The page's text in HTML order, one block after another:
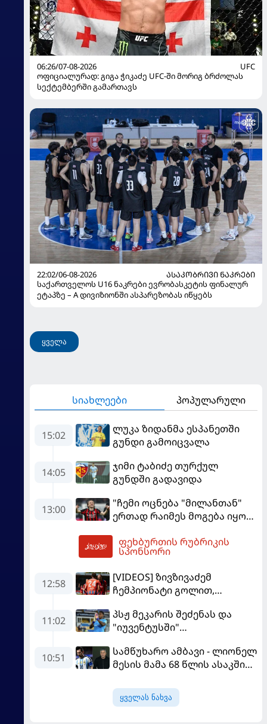
06:26/07-08-2026
UFC
ოფიციალურად: გიგა ჭიკაძე UFC-ში მორიგ ბრძოლას
სექტემბერში გამართავს
22:02/06-08-2026
ᲐᲡᲐᲙᲝᲑᲠᲘᲕᲘ ᲜᲐᲙᲠᲔᲑᲘ
საქართველოს U16 ნაკრები ევრობასკეტის ფინალურ
ეტაპზე – A დივიზიონში ასპარეზობას იწყებს
ყველა
სიახლეები პოპულარული
15:02
ლუკა ზიდანმა ესპანეთში
გუნდი გამოიცვალა
14:05
ჯიმი ტაბიძე თურქულ
გუნდში გადავიდა
13:00
"ჩემი ოცნება "მილანთან"
ერთად რაიმეს მოგება იყო" -
თავის მისიაზე ისაუბრა
ფეხბურთის რუბრიკის
სპონსორი
12:58
[VIDEOS] ზივზივაძემ
ჩემპიონატი გოლით,
გამარჯვებით დაიწყო
11:02
პსჟ მეკარის შეძენას და
"იუვენტუსში"
10:51
სამწუხარო ამბავი - ლიონელ
მესის მამა 68 წლის ასაკში
ყველას ნახვა